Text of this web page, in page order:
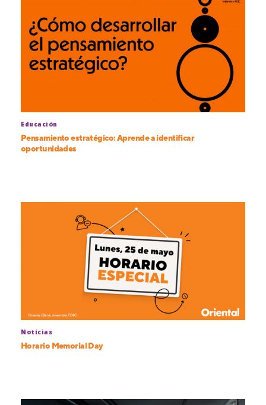
Educación
Pensamiento estratégico: Aprende a identificar
oportunidades
Noticias
Horario Memorial Day